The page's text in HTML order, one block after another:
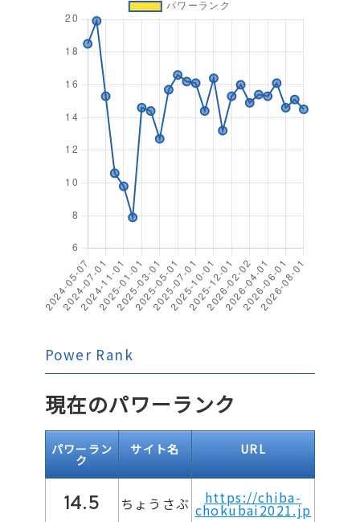
Power Rank
現在のパワーランク
パワーラン
ク
サイト名 URL
14.5 ちょうさぶ https://chiba-
chokubai2021.jp